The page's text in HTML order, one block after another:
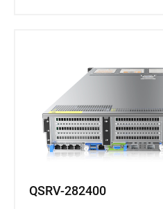
QSRV-282400